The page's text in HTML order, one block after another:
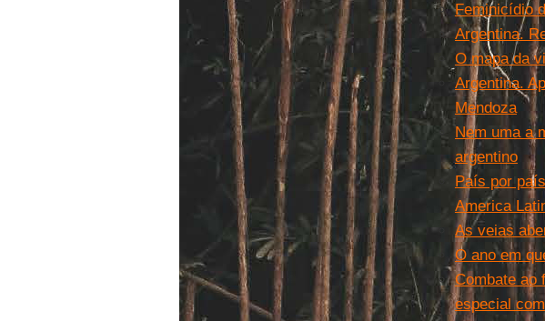
Feminicídio
Argentina.
O mapa da
Argentina.
Mendoza
Nem uma a
argentino
País por
America
As veias
O ano em
Combate ao
especial